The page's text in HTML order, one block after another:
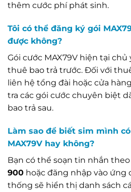
thêm cước phí phát sinh.
Tôi có thể đăng ký gói
được không?
Gói cước MAX79V hiện tại
thuê bao trả trước. Đối với
liên hệ tổng đài hoặc cửa
tra các gói cước chuyên biệt
bao trả sau.
Làm sao để biết sim mình
MAX79V hay không?
Bạn có thể soạn tin nhắn
900 hoặc đăng nhập vào ứng
thống sẽ hiển thị danh sách